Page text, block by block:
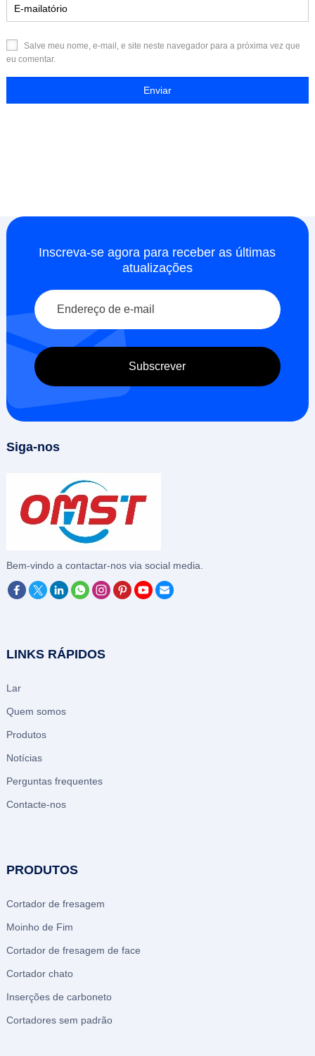
Salve meu nome, e-mail, e site neste navegador para a próxima vez que
eu comentar.
Inscreva-se agora para receber as últimas
atualizações
Siga-nos
Bem-vindo a contactar-nos via social media.
LINKS RÁPIDOS
Lar
Quem somos
Produtos
Notícias
Perguntas frequentes
Contacte-nos
PRODUTOS
Cortador de fresagem
Moinho de Fim
Cortador de fresagem de face
Cortador chato
Inserções de carboneto
Cortadores sem padrão